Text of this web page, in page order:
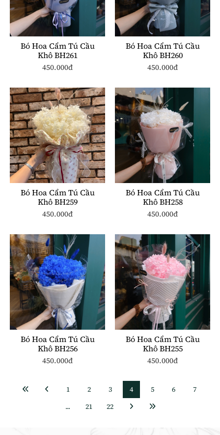
Bó Hoa Cẩm Tú Cầu
Khô BH261
450.000đ
Bó Hoa Cẩm Tú Cầu
Khô BH260
450.000đ
Bó Hoa Cẩm Tú Cầu
Khô BH259
450.000đ
Bó Hoa Cẩm Tú Cầu
Khô BH258
450.000đ
Bó Hoa Cẩm Tú Cầu
Khô BH256
450.000đ
Bó Hoa Cẩm Tú Cầu
Khô BH255
450.000đ
1 2 3 4 5 6
7
...
21 22